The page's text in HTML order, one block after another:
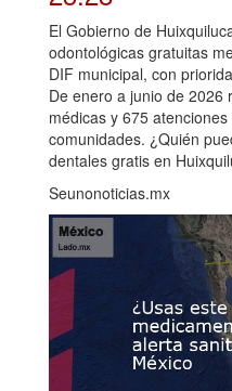
El Gobierno de
odontológicas gratuitas
DIF municipal, con
De enero a junio de 2026
médicas y 675
comunidades. ¿Quién
dentales gratis en
Seunonoticias.mx